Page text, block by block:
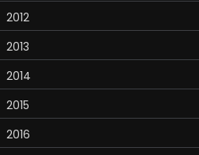
2012
2013
2014
2015
2016